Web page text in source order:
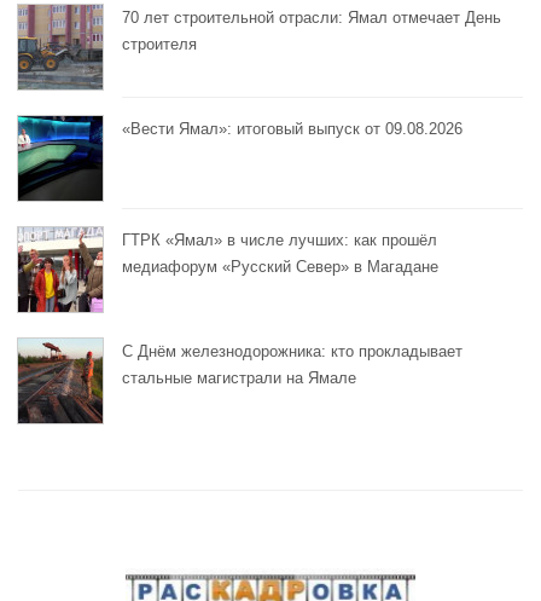
70 лет строительной отрасли: Ямал отмечает День
строителя
«Вести Ямал»: итоговый выпуск от 09.08.2026
ГТРК «Ямал» в числе лучших: как прошёл
медиафорум «Русский Север» в Магадане
С Днём железнодорожника: кто прокладывает
стальные магистрали на Ямале